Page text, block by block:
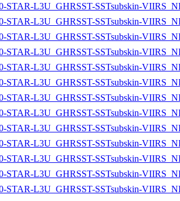
STAR-L3U_GHRSST-SSTsubskin-
STAR-L3U_GHRSST-SSTsubskin-
STAR-L3U_GHRSST-SSTsubskin-
STAR-L3U_GHRSST-SSTsubskin-
STAR-L3U_GHRSST-SSTsubskin-
STAR-L3U_GHRSST-SSTsubskin-
STAR-L3U_GHRSST-SSTsubskin-
STAR-L3U_GHRSST-SSTsubskin-
STAR-L3U_GHRSST-SSTsubskin-
STAR-L3U_GHRSST-SSTsubskin-
STAR-L3U_GHRSST-SSTsubskin-
STAR-L3U_GHRSST-SSTsubskin-
STAR-L3U_GHRSST-SSTsubskin-